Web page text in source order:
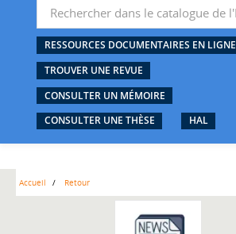
RESSOURCES DOCUMENTAIRES EN LIGNE
TROUVER UNE REVUE
CONSULTER UN MÉMOIRE
CONSULTER UNE THÈSE
HAL
Accueil Retour